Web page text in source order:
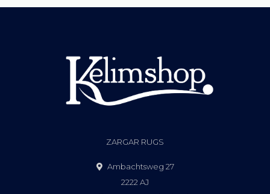
ZARGAR RUGS
Ambachtsweg 27
2222 AJ